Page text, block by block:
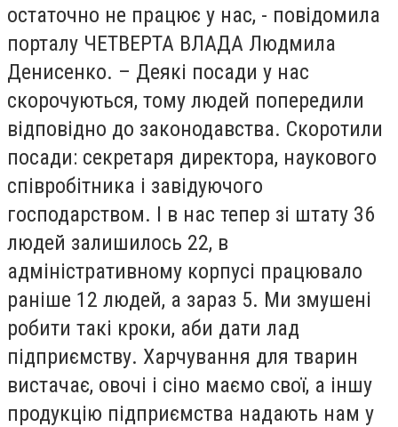
остаточно не працює у нас, - повідомила
порталу ЧЕТВЕРТА ВЛАДА Людмила
Денисенко. – Деякі посади у нас
скорочуються, тому людей попередили
відповідно до законодавства. Скоротили
посади: секретаря директора, наукового
співробітника і завідуючого
господарством. І в нас тепер зі штату 36
людей залишилось 22, в
адміністративному корпусі працювало
раніше 12 людей, а зараз 5. Ми змушені
робити такі кроки, аби дати лад
підприємству. Харчування для тварин
вистачає, овочі і сіно маємо свої, а іншу
продукцію підприємства надають нам у